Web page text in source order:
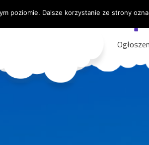
poziomie. Dalsze korzystanie ze strony